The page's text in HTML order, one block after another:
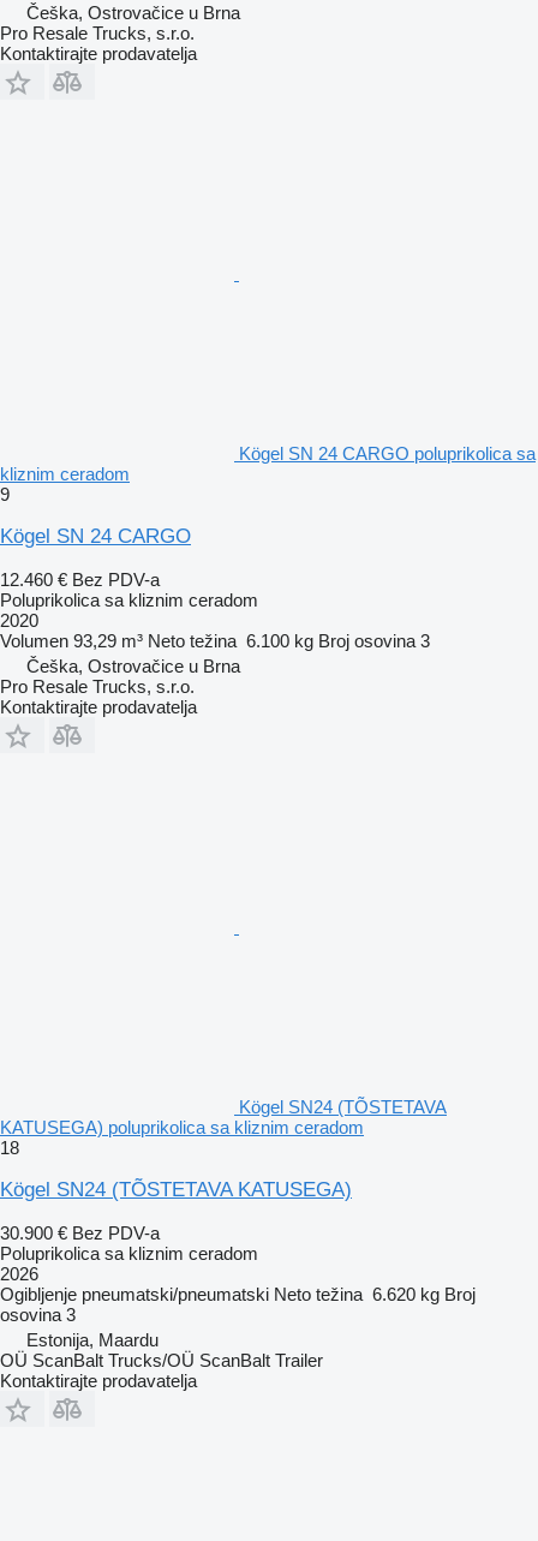
Češka, Ostrovačice u Brna
Pro Resale Trucks, s.r.o.
Kontaktirajte prodavatelja
Kögel SN 24 CARGO poluprikolica sa
kliznim ceradom
9
Kögel SN 24 CARGO
12.460 € Bez PDV-a
Poluprikolica sa kliznim ceradom
2020
Volumen 93,29 m³ Neto težina 6.100 kg Broj osovina 3
Češka, Ostrovačice u Brna
Pro Resale Trucks, s.r.o.
Kontaktirajte prodavatelja
Kögel SN24 (TÕSTETAVA
KATUSEGA) poluprikolica sa kliznim ceradom
18
Kögel SN24 (TÕSTETAVA KATUSEGA)
30.900 € Bez PDV-a
Poluprikolica sa kliznim ceradom
2026
Ogibljenje pneumatski/pneumatski Neto težina 6.620 kg Broj
osovina 3
Estonija, Maardu
OÜ ScanBalt Trucks/OÜ ScanBalt Trailer
Kontaktirajte prodavatelja